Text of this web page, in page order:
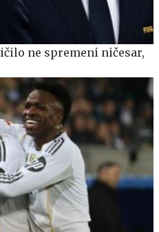
ne spremeni ničesar,